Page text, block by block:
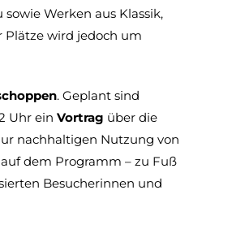
Werken aus Klassik,
Plätze wird jedoch um
. Geplant sind
Uhr ein Vortrag über die
nachhaltigen Nutzung von
auf dem Programm – zu Fuß
Besucherinnen und